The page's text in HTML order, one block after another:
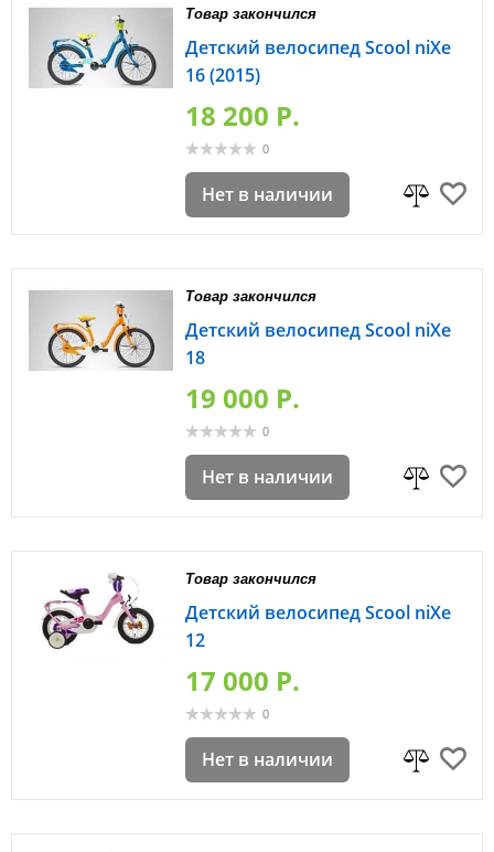
Товар закончился
Детский велосипед Scool niXe
16 (2015)
18 200 P.
0
Нет в наличии
Товар закончился
Детский велосипед Scool niXe
18
19 000 P.
0
Нет в наличии
Товар закончился
Детский велосипед Scool niXe
12
17 000 P.
0
Нет в наличии